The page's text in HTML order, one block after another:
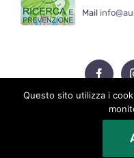
Mail
Questo sito utilizza i